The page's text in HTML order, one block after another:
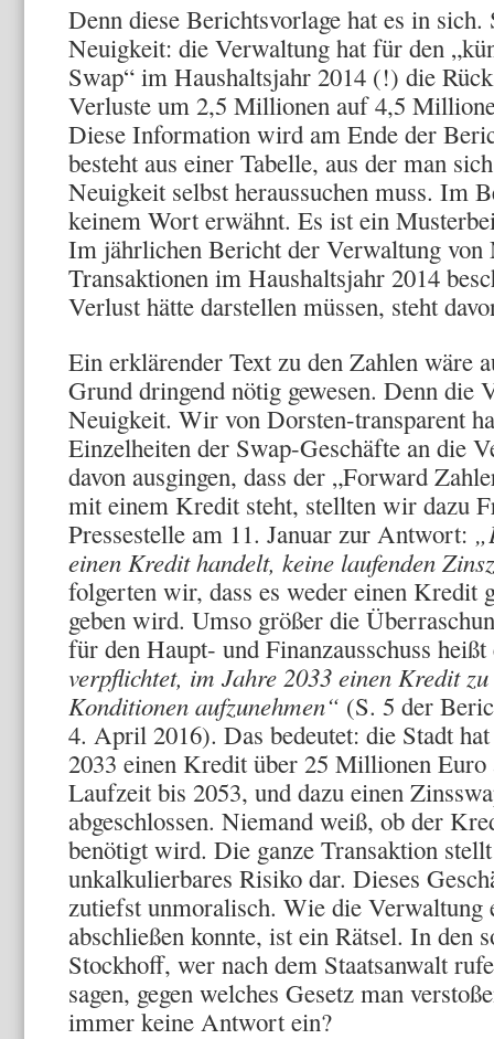
Denn diese Berichtsvorlage hat es in
Neuigkeit: die Verwaltung hat für den
Swap“ im Haushaltsjahr 2014 (!) die
Verluste um 2,5 Millionen auf 4,5
Diese Information wird am Ende der
besteht aus einer Tabelle, aus der man
Neuigkeit selbst heraussuchen muss. Im
keinem Wort erwähnt. Es ist ein
Im jährlichen Bericht der Verwaltung von
Transaktionen im Haushaltsjahr 2014
Verlust hätte darstellen müssen, steht
Ein erklärender Text zu den Zahlen wäre
Grund dringend nötig gewesen. Denn die
Neuigkeit. Wir von Dorsten-transparent
Einzelheiten der Swap-Geschäfte an die
davon ausgingen, dass der „Forward
mit einem Kredit steht, stellten wir dazu
Pressestelle am 11. Januar zur Antwort:
einen Kredit handelt, keine laufenden
folgerten wir, dass es weder einen Kredit
geben wird. Umso größer die
für den Haupt- und Finanzausschuss
verpflichtet, im Jahre 2033 einen Kredit
Konditionen aufzunehmen“ (S. 5 der
4. April 2016). Das bedeutet: die Stadt
2033 einen Kredit über 25 Millionen
Laufzeit bis 2053, und dazu einen
abgeschlossen. Niemand weiß, ob der
benötigt wird. Die ganze Transaktion
unkalkulierbares Risiko dar. Dieses
zutiefst unmoralisch. Wie die Verwaltung
abschließen konnte, ist ein Rätsel. In den
Stockhoff, wer nach dem Staatsanwalt
sagen, gegen welches Gesetz man
immer keine Antwort ein?